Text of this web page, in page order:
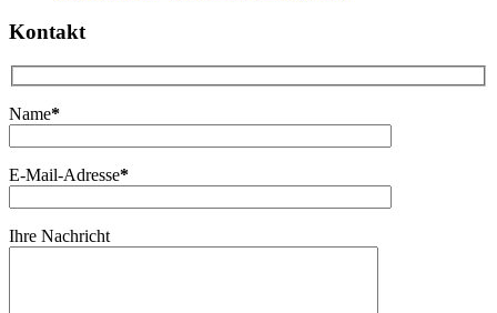
Kontakt
Name*
E-Mail-Adresse*
Ihre Nachricht